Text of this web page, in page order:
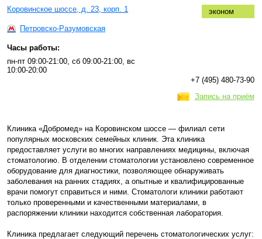
эконом
Коровинское шоссе, д. 23, корп. 1
Петровско-Разумовская
Часы работы:
пн-пт 09:00-21:00, сб 09:00-21:00, вс
10:00-20:00
+7 (495) 480-73-90
Запись на приём
Клиника «Добромед» на Коровинском шоссе — филиал сети
популярных московских семейных клиник. Эта клиника
предоставляет услуги во многих направлениях медицины, включая
стоматологию. В отделении стоматологии установлено современное
оборудование для диагностики, позволяющее обнаруживать
заболевания на ранних стадиях, а опытные и квалифицированные
врачи помогут справиться и ними. Стоматологи клиники работают
только проверенными и качественными материалами, в
распоряжении клиники находится собственная лаборатория.
Клиника предлагает следующий перечень стоматологических услуг: